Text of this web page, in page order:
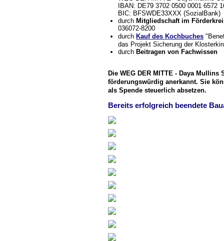
IBAN: DE79 3702 0500 0001 6572
BIC: BFSWDE33XXX (SozialBank)
durch Mitgliedschaft im
036072-8200
durch Kauf des Kochbuches
das Projekt Sicherung der
durch Beitragen von Fachwissen
Die WEG DER MITTE - Daya Mullins
förderungswürdig anerkannt. Sie
als Spende steuerlich absetzen.
Bereits erfolgreich beendete